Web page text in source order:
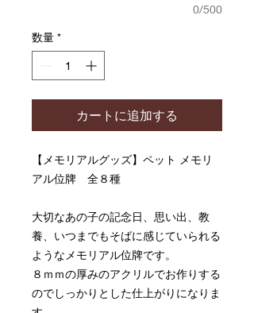
0/500
数量 *
カートに追加する
【メモリアルグッズ】ペット メモリ
アル位牌 全８種
大切なあの子の記念日、思い出、教
養、いつまでもそばに感じていられる
ようなメモリアル位牌です。
８ｍｍの厚みのアクリルでお作りする
のでしっかりとした仕上がりになりま